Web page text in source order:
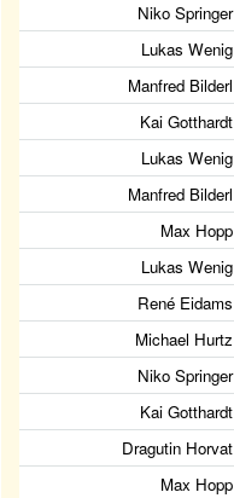
Niko Springer
Lukas Wenig
Manfred Bilderl
Kai Gotthardt
Lukas Wenig
Manfred Bilderl
Max Hopp
Lukas Wenig
René Eidams
Michael Hurtz
Niko Springer
Kai Gotthardt
Dragutin Horvat
Max Hopp